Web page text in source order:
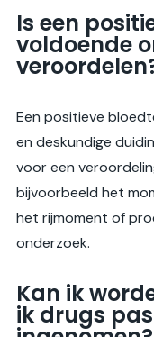
Is een
voldoende
Een positieve
en deskundige
voor een
bijvoorbeeld het
het rijmoment of
onderzoek.
Kan ik
ik drugs